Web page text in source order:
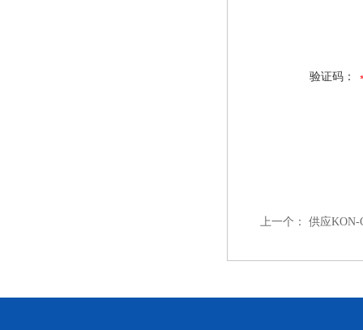
验证码：
上一个： 供应KON-